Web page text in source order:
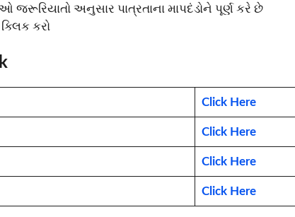
અનુસાર પાત્રતાના માપદંડોને પૂર્ણ કરે છે
કરો
Click Here
Click Here
Click Here
Click Here